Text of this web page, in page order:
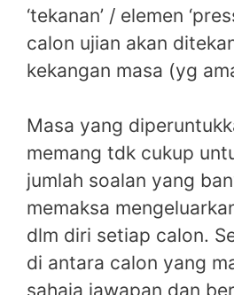
‘tekanan’ / elemen
calon ujian akan
kekangan masa (yg
Masa yang
memang tdk cukup
jumlah soalan yang
memaksa
dlm diri setiap calon.
di antara calon yang
sahaja jawapan dan